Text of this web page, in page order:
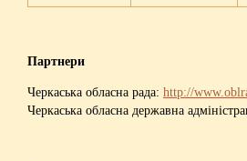
Партнери
Черкаська обласна рада: http://
Черкаська обласна державна